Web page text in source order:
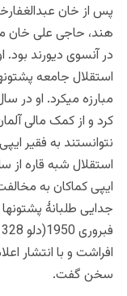
پس از خان
هند، حاجی علی خان
در آنسوی دیورند بود.
استقلال جامعه
کرد و از کمک مالی
نتوانستند به فقیر
استقلال شبه قاره
ایپی کماکان به
جدایی طلبانۀ
افراشت و با انتشار
سخن گفت.